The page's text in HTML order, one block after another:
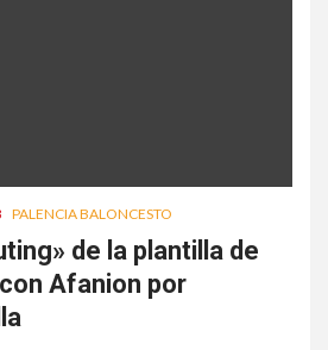
PALENCIA BALONCESTO
de la plantilla de
Afanion por